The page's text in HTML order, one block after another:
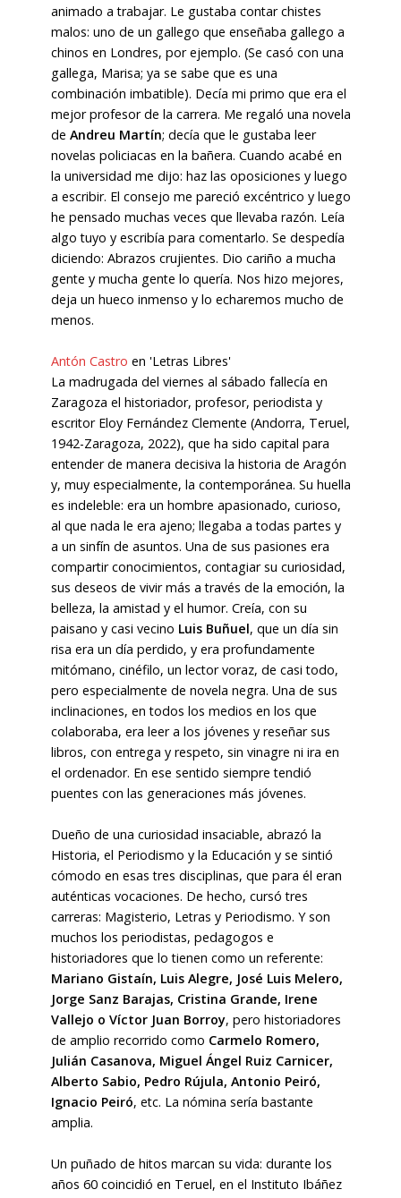
animado a trabajar. Le gustaba contar chistes
malos: uno de un gallego que enseñaba gallego a
chinos en Londres, por ejemplo. (Se casó con una
gallega, Marisa; ya se sabe que es una
combinación imbatible). Decía mi primo que era el
mejor profesor de la carrera. Me regaló una novela
de Andreu Martín; decía que le gustaba leer
novelas policiacas en la bañera. Cuando acabé en
la universidad me dijo: haz las oposiciones y luego
a escribir. El consejo me pareció excéntrico y luego
he pensado muchas veces que llevaba razón. Leía
algo tuyo y escribía para comentarlo. Se despedía
diciendo: Abrazos crujientes. Dio cariño a mucha
gente y mucha gente lo quería. Nos hizo mejores,
deja un hueco inmenso y lo echaremos mucho de
menos.
Antón Castro en 'Letras Libres'
La madrugada del viernes al sábado fallecía en
Zaragoza el historiador, profesor, periodista y
escritor Eloy Fernández Clemente (Andorra, Teruel,
1942-Zaragoza, 2022), que ha sido capital para
entender de manera decisiva la historia de Aragón
y, muy especialmente, la contemporánea. Su huella
es indeleble: era un hombre apasionado, curioso,
al que nada le era ajeno; llegaba a todas partes y
a un sinfín de asuntos. Una de sus pasiones era
compartir conocimientos, contagiar su curiosidad,
sus deseos de vivir más a través de la emoción, la
belleza, la amistad y el humor. Creía, con su
paisano y casi vecino Luis Buñuel, que un día sin
risa era un día perdido, y era profundamente
mitómano, cinéfilo, un lector voraz, de casi todo,
pero especialmente de novela negra. Una de sus
inclinaciones, en todos los medios en los que
colaboraba, era leer a los jóvenes y reseñar sus
libros, con entrega y respeto, sin vinagre ni ira en
el ordenador. En ese sentido siempre tendió
puentes con las generaciones más jóvenes.
Dueño de una curiosidad insaciable, abrazó la
Historia, el Periodismo y la Educación y se sintió
cómodo en esas tres disciplinas, que para él eran
auténticas vocaciones. De hecho, cursó tres
carreras: Magisterio, Letras y Periodismo. Y son
muchos los periodistas, pedagogos e
historiadores que lo tienen como un referente:
Mariano Gistaín, Luis Alegre, José Luis Melero,
Jorge Sanz Barajas, Cristina Grande, Irene
Vallejo o Víctor Juan Borroy, pero historiadores
de amplio recorrido como Carmelo Romero,
Julián Casanova, Miguel Ángel Ruiz Carnicer,
Alberto Sabio, Pedro Rújula, Antonio Peiró,
Ignacio Peiró, etc. La nómina sería bastante
amplia.
Un puñado de hitos marcan su vida: durante los
años 60 coincidió en Teruel, en el Instituto Ibáñez